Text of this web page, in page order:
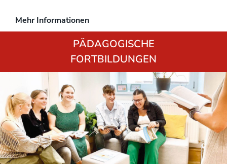
Mehr Informationen
PÄDAGOGISCHE
FORTBILDUNGEN